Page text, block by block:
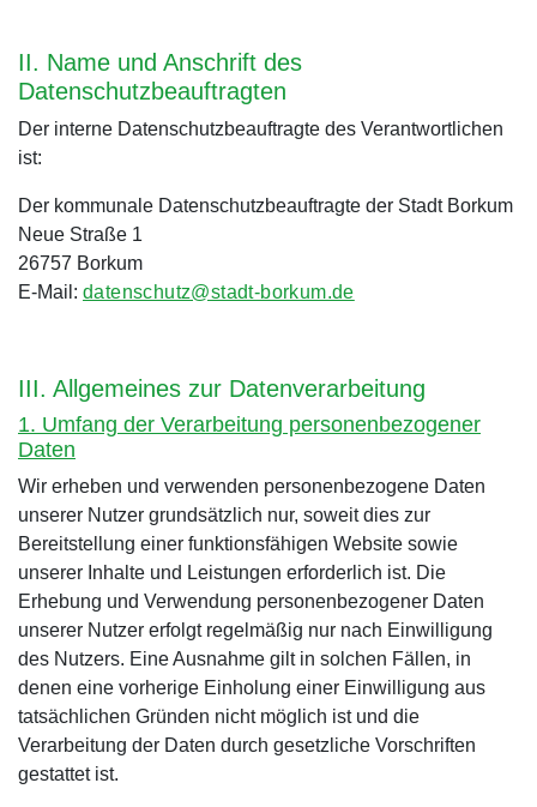
II. Name und Anschrift des
Datenschutzbeauftragten
Der interne Datenschutzbeauftragte des Verantwortlichen
ist:
Der kommunale Datenschutzbeauftragte der Stadt Borkum
Neue Straße 1
26757 Borkum
E-Mail: datenschutz@stadt-borkum.de
III. Allgemeines zur Datenverarbeitung
1. Umfang der Verarbeitung personenbezogener
Daten
Wir erheben und verwenden personenbezogene Daten
unserer Nutzer grundsätzlich nur, soweit dies zur
Bereitstellung einer funktionsfähigen Website sowie
unserer Inhalte und Leistungen erforderlich ist. Die
Erhebung und Verwendung personenbezogener Daten
unserer Nutzer erfolgt regelmäßig nur nach Einwilligung
des Nutzers. Eine Ausnahme gilt in solchen Fällen, in
denen eine vorherige Einholung einer Einwilligung aus
tatsächlichen Gründen nicht möglich ist und die
Verarbeitung der Daten durch gesetzliche Vorschriften
gestattet ist.